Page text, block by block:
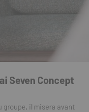
Seven Concept
groupe, il misera avant